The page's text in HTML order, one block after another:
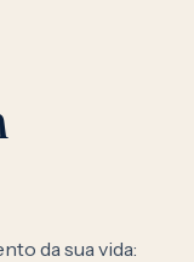
da sua vida: